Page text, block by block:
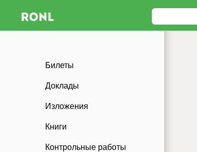
Билеты
Доклады
Изложения
Книги
Контрольные работы